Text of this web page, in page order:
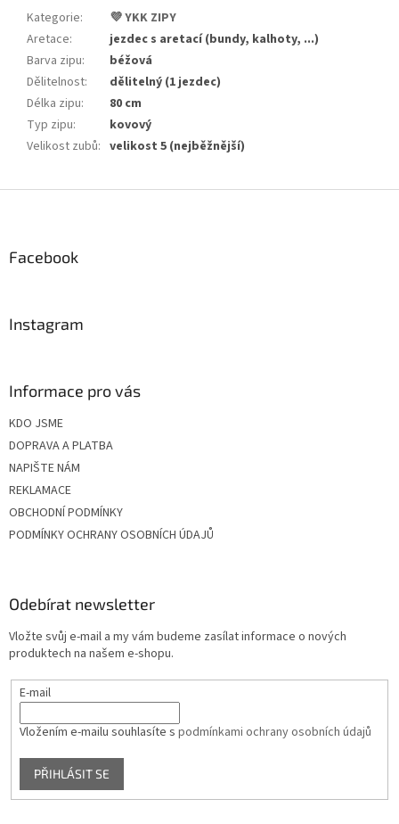
Kategorie:
💜 YKK ZIPY
Aretace:
jezdec s aretací (bundy, kalhoty, ...)
Barva zipu:
béžová
Dělitelnost:
dělitelný (1 jezdec)
Délka zipu:
80 cm
Typ zipu:
kovový
Velikost zubů: velikost 5 (nejběžnější)
Facebook
Instagram
Informace pro vás
KDO JSME
DOPRAVA A PLATBA
NAPIŠTE NÁM
REKLAMACE
OBCHODNÍ PODMÍNKY
PODMÍNKY OCHRANY OSOBNÍCH ÚDAJŮ
Odebírat newsletter
Vložte svůj e-mail a my vám budeme zasílat informace o nových
produktech na našem e-shopu.
E-mail
Vložením e-mailu souhlasíte s podmínkami ochrany osobních údajů
PŘIHLÁSIT SE